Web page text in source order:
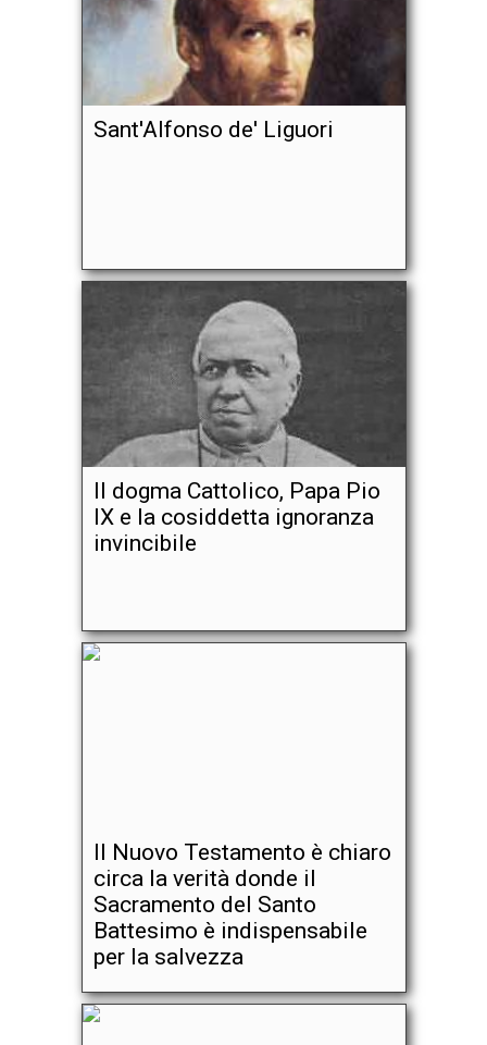
Sant'Alfonso de' Liguori
Il dogma Cattolico, Papa Pio
IX e la cosiddetta ignoranza
invincibile
Il Nuovo Testamento è chiaro
circa la verità donde il
Sacramento del Santo
Battesimo è indispensabile
per la salvezza